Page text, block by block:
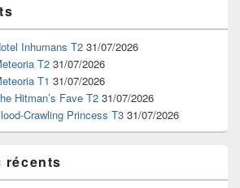
Inhumans T2 31/07/2026
T2 31/07/2026
T1 31/07/2026
Hitman’s Fave T2 31/07/2026
Crawling Princess T3 31/07/2026
récents